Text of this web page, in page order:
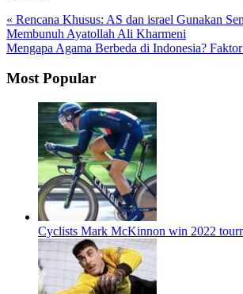
« Rencana Khusus: AS dan israel Gunakan
Membunuh Ayatollah Ali Kharmeni
Mengapa Agama Berbeda di Indonesia?
Most Popular
Cyclists Mark McKinnon win 2022